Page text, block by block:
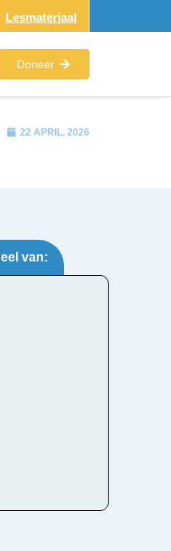
Lesmateriaal
Doneer
22 APRIL, 2026
van: